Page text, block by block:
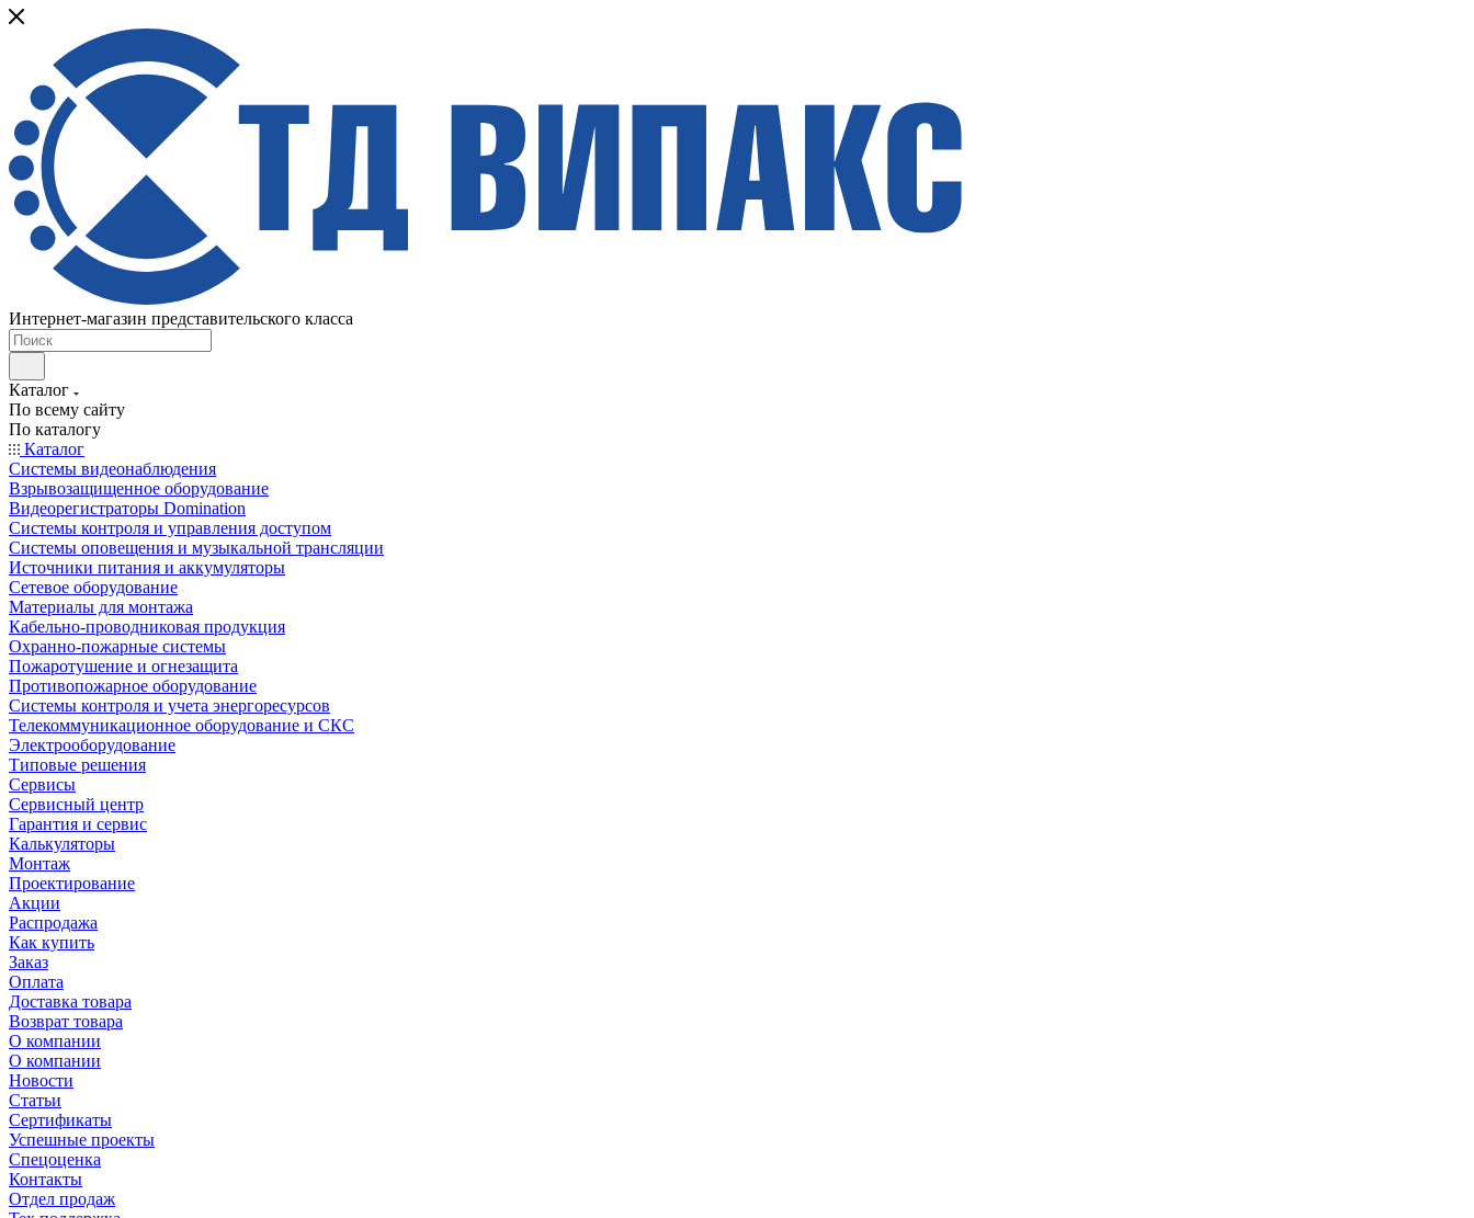
Интернет-магазин представительского класса
Каталог
По всему сайту
По каталогу
Каталог
Системы видеонаблюдения
Взрывозащищенное оборудование
Видеорегистраторы Domination
Системы контроля и управления доступом
Системы оповещения и музыкальной трансляции
Источники питания и аккумуляторы
Сетевое оборудование
Материалы для монтажа
Кабельно-проводниковая продукция
Охранно-пожарные системы
Пожаротушение и огнезащита
Противопожарное оборудование
Системы контроля и учета энергоресурсов
Телекоммуникационное оборудование и СКС
Электрооборудование
Типовые решения
Сервисы
Сервисный центр
Гарантия и сервис
Калькуляторы
Монтаж
Проектирование
Акции
Распродажа
Как купить
Заказ
Оплата
Доставка товара
Возврат товара
О компании
О компании
Новости
Статьи
Сертификаты
Успешные проекты
Спецоценка
Контакты
Отдел продаж